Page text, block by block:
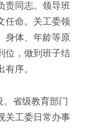
责同志。领导班
任命。关工委领
身体、年龄等原
位，做到班子结
序。
省级教育部门
关工委日常办事